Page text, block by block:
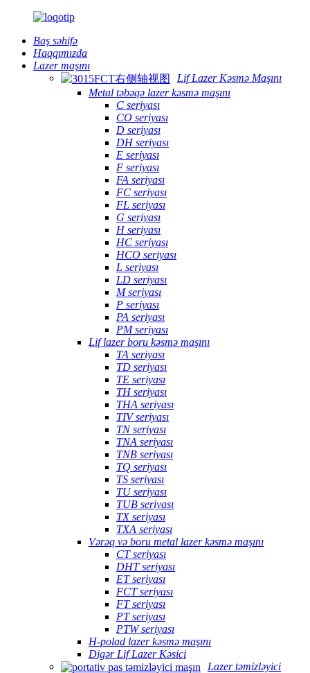
Baş səhifə
Haqqımızda
Lazer maşını
Lif Lazer Kəsmə Maşını
Metal təbəqə lazer kəsmə maşını
C seriyası
CO seriyası
D seriyası
DH seriyası
E seriyası
F seriyası
FA seriyası
FC seriyası
FL seriyası
G seriyası
H seriyası
HC seriyası
HCO seriyası
L seriyası
LD seriyası
M seriyası
P seriyası
PA seriyası
PM seriyası
Lif lazer boru kəsmə maşını
TA seriyası
TD seriyası
TE seriyası
TH seriyası
THA seriyası
TIV seriyası
TN seriyası
TNA seriyası
TNB seriyası
TQ seriyası
TS seriyası
TU seriyası
TUB seriyası
TX seriyası
TXA seriyası
Vərəq və boru metal lazer kəsmə maşını
CT seriyası
DHT seriyası
ET seriyası
FCT seriyası
FT seriyası
PT seriyası
PTW seriyası
H-polad lazer kəsmə maşını
Digər Lif Lazer Kəsici
Lazer təmizləyici